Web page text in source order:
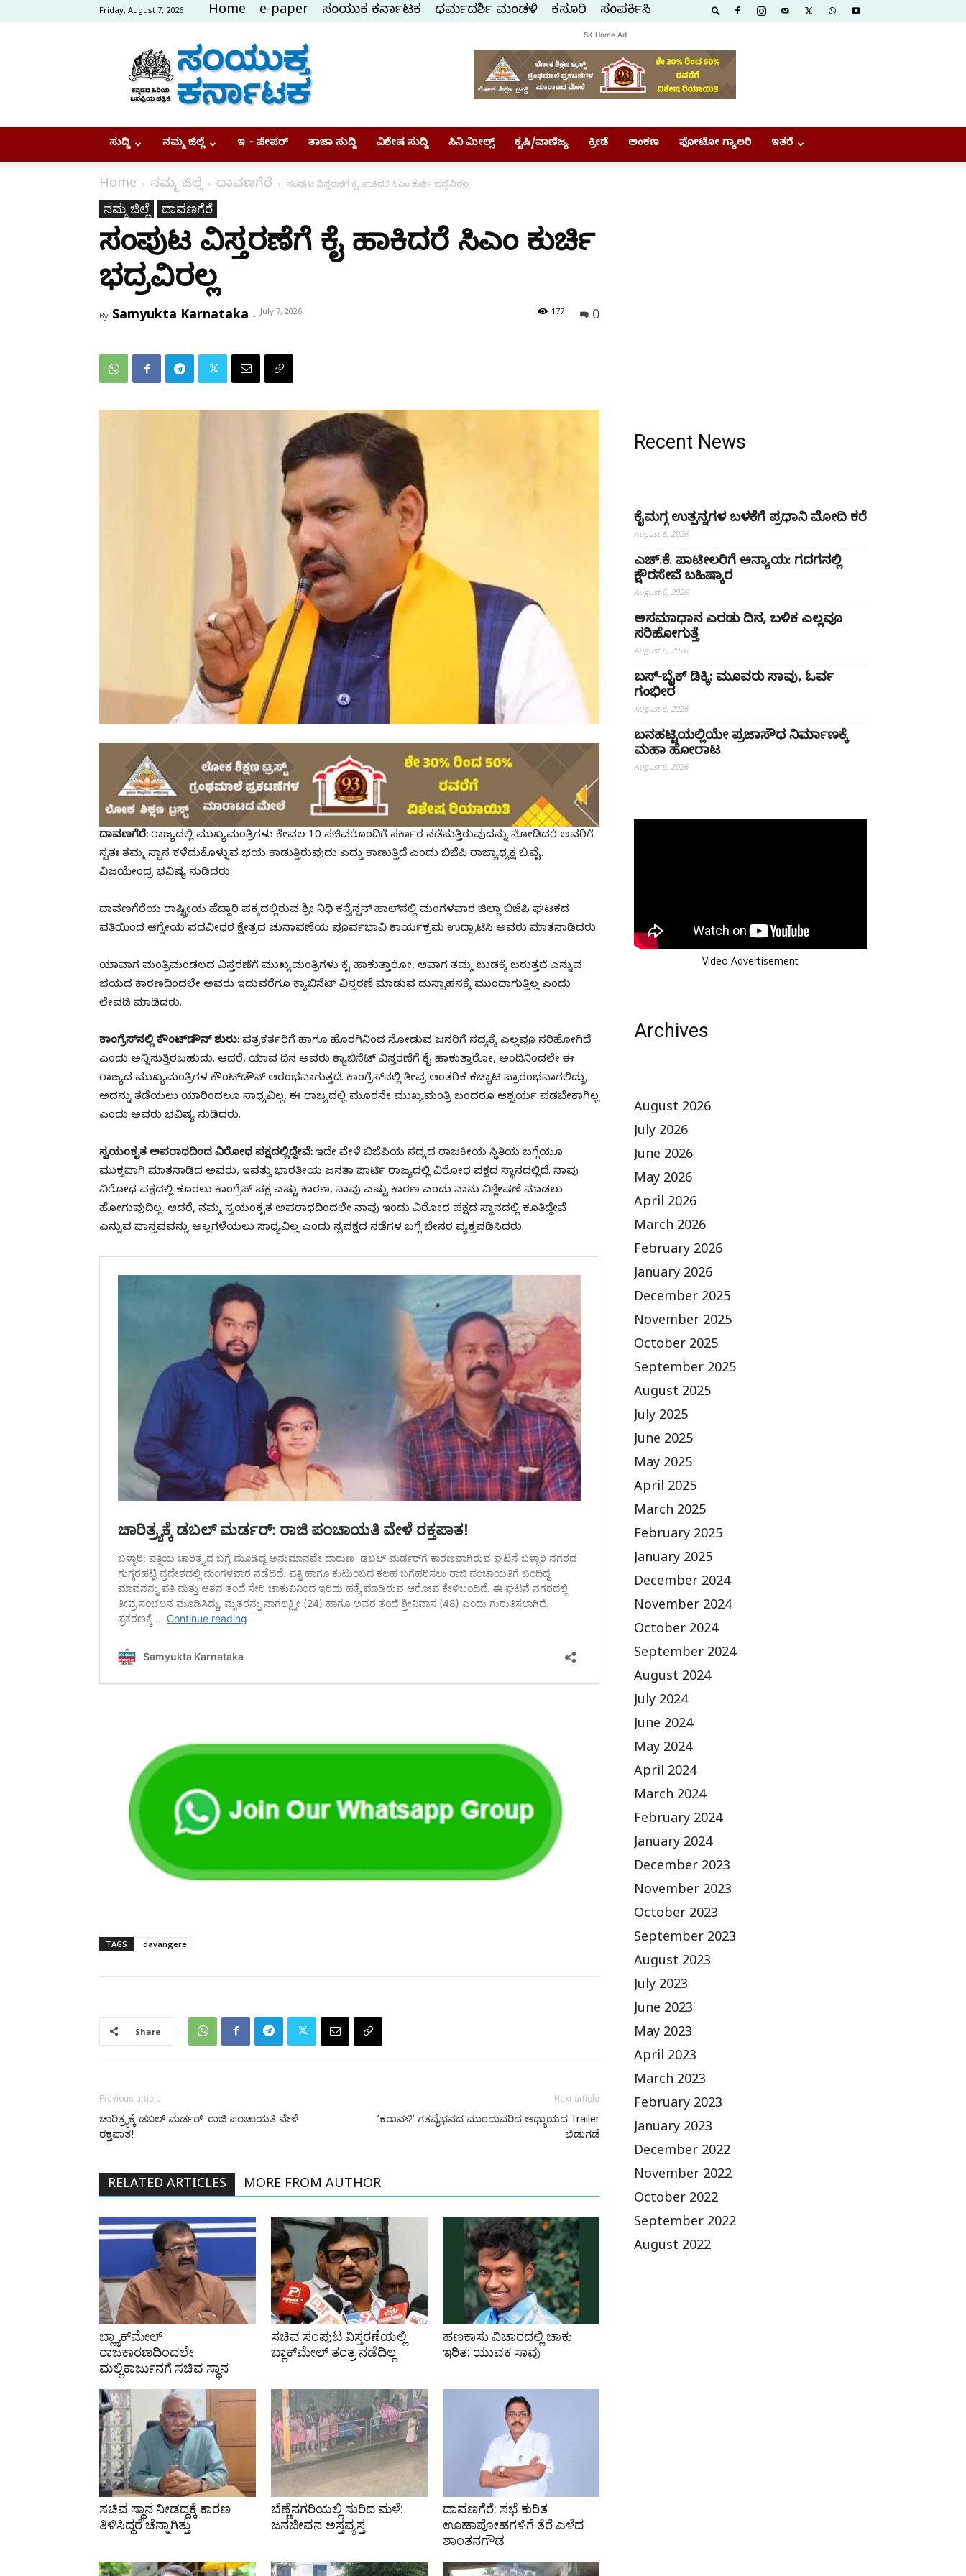
Friday, August 7, 2026 Home e-paper ಸಂಯುಕ್ತ ಕರ್ನಾಟಕ ಧರ್ಮದರ್ಶಿ ಮಂಡಳಿ ಕಸ್ತೂರಿ ಸಂಪರ್ಕಿಸಿ
Samyukta
Karnataka
SK Home Ad
ಸುದ್ದಿ ನಮ್ಮ ಜಿಲ್ಲೆ ಇ – ಪೇಪರ್ ತಾಜಾ ಸುದ್ದಿ ವಿಶೇಷ ಸುದ್ದಿ ಸಿನಿ ಮೀಲ್ಸ್ ಕೃಷಿ/ವಾಣಿಜ್ಯ ಕ್ರೀಡೆ ಅಂಕಣ ಫೋಟೋ ಗ್ಯಾಲರಿ ಇತರೆ
Home ನಮ್ಮ ಜಿಲ್ಲೆ ದಾವಣಗೆರೆ ಸಂಪುಟ ವಿಸ್ತರಣೆಗೆ ಕೈ ಹಾಕಿದರೆ ಸಿಎಂ ಕುರ್ಚಿ ಭದ್ರವಿರಲ್ಲ
ನಮ್ಮ ಜಿಲ್ಲೆ ದಾವಣಗೆರೆ
ಸಂಪುಟ ವಿಸ್ತರಣೆಗೆ ಕೈ ಹಾಕಿದರೆ ಸಿಎಂ ಕುರ್ಚಿ
ಭದ್ರವಿರಲ್ಲ
By Samyukta Karnataka - July 7, 2026 0
177
ದಾವಣಗೆರೆ: ರಾಜ್ಯದಲ್ಲಿ ಮುಖ್ಯಮಂತ್ರಿಗಳು ಕೇವಲ 10 ಸಚಿವರೊಂದಿಗೆ ಸರ್ಕಾರ ನಡೆಸುತ್ತಿರುವುದನ್ನು ನೋಡಿದರೆ ಅವರಿಗೆ
ಸ್ವತಃ ತಮ್ಮ ಸ್ಥಾನ ಕಳೆದುಕೊಳ್ಳುವ ಭಯ ಕಾಡುತ್ತಿರುವುದು ಎದ್ದು ಕಾಣುತ್ತಿದೆ ಎಂದು ಬಿಜೆಪಿ ರಾಜ್ಯಾಧ್ಯಕ್ಷ ಬಿ.ವೈ.
ವಿಜಯೇಂದ್ರ ಭವಿಷ್ಯ ನುಡಿದರು.
ದಾವಣಗೆರೆಯ ರಾಷ್ಟ್ರೀಯ ಹೆದ್ದಾರಿ ಪಕ್ಕದಲ್ಲಿರುವ ಶ್ರೀ ನಿಧಿ ಕನ್ವೆನ್ಷನ್ ಹಾಲ್‌ನಲ್ಲಿ ಮಂಗಳವಾರ ಜಿಲ್ಲಾ ಬಿಜೆಪಿ ಘಟಕದ
ವತಿಯಿಂದ ಆಗ್ನೇಯ ಪದವೀಧರ ಕ್ಷೇತ್ರದ ಚುನಾವಣೆಯ ಪೂರ್ವಭಾವಿ ಕಾರ್ಯಕ್ರಮ ಉದ್ಘಾಟಿಸಿ ಅವರು ಮಾತನಾಡಿದರು.
ಯಾವಾಗ ಮಂತ್ರಿಮಂಡಲದ ವಿಸ್ತರಣೆಗೆ ಮುಖ್ಯಮಂತ್ರಿಗಳು ಕೈ ಹಾಕುತ್ತಾರೋ, ಆವಾಗ ತಮ್ಮ ಬುಡಕ್ಕೆ ಬರುತ್ತದೆ ಎನ್ನುವ
ಭಯದ ಕಾರಣದಿಂದಲೇ ಅವರು ಇದುವರೆಗೂ ಕ್ಯಾಬಿನೆಟ್ ವಿಸ್ತರಣೆ ಮಾಡುವ ದುಸ್ಸಾಹಸಕ್ಕೆ ಮುಂದಾಗುತ್ತಿಲ್ಲ ಎಂದು
ಲೇವಡಿ ಮಾಡಿದರು.
ಕಾಂಗ್ರೆಸ್‌ನಲ್ಲಿ ಕೌಂಟ್‌ಡೌನ್ ಶುರು: ಪತ್ರಕರ್ತರಿಗೆ ಹಾಗೂ ಹೊರಗಿನಿಂದ ನೋಡುವ ಜನರಿಗೆ ಸದ್ಯಕ್ಕೆ ಎಲ್ಲವೂ ಸರಿಹೋಗಿದೆ
ಎಂದು ಅನ್ನಿಸುತ್ತಿರಬಹುದು. ಆದರೆ, ಯಾವ ದಿನ ಅವರು ಕ್ಯಾಬಿನೆಟ್ ವಿಸ್ತರಣೆಗೆ ಕೈ ಹಾಕುತ್ತಾರೋ, ಅಂದಿನಿಂದಲೇ ಈ
ರಾಜ್ಯದ ಮುಖ್ಯಮಂತ್ರಿಗಳ ಕೌಂಟ್‌ಡೌನ್ ಆರಂಭವಾಗುತ್ತದೆ. ಕಾಂಗ್ರೆಸ್‌ನಲ್ಲಿ ತೀವ್ರ ಆಂತರಿಕ ಕಚ್ಚಾಟ ಪ್ರಾರಂಭವಾಗಲಿದ್ದು,
ಅದನ್ನು ತಡೆಯಲು ಯಾರಿಂದಲೂ ಸಾಧ್ಯವಿಲ್ಲ. ಈ ರಾಜ್ಯದಲ್ಲಿ ಮೂರನೇ ಮುಖ್ಯಮಂತ್ರಿ ಬಂದರೂ ಆಶ್ಚರ್ಯ ಪಡಬೇಕಾಗಿಲ್ಲ
ಎಂದು ಅವರು ಭವಿಷ್ಯ ನುಡಿದರು.
ಸ್ವಯಂಕೃತ ಅಪರಾಧದಿಂದ ವಿರೋಧ ಪಕ್ಷದಲ್ಲಿದ್ದೇವೆ: ಇದೇ ವೇಳೆ ಬಿಜೆಪಿಯ ಸದ್ಯದ ರಾಜಕೀಯ ಸ್ಥಿತಿಯ ಬಗ್ಗೆಯೂ
ಮುಕ್ತವಾಗಿ ಮಾತನಾಡಿದ ಅವರು, ಇವತ್ತು ಭಾರತೀಯ ಜನತಾ ಪಾರ್ಟಿ ರಾಜ್ಯದಲ್ಲಿ ವಿರೋಧ ಪಕ್ಷದ ಸ್ಥಾನದಲ್ಲಿದೆ. ನಾವು
ವಿರೋಧ ಪಕ್ಷದಲ್ಲಿ ಕೂರಲು ಕಾಂಗ್ರೆಸ್ ಪಕ್ಷ ಎಷ್ಟು ಕಾರಣ, ನಾವು ಎಷ್ಟು ಕಾರಣ ಎಂದು ನಾನು ವಿಶ್ಲೇಷಣೆ ಮಾಡಲು
ಹೋಗುವುದಿಲ್ಲ. ಆದರೆ, ನಮ್ಮ ಸ್ವಯಂಕೃತ ಅಪರಾಧದಿಂದಲೇ ನಾವು ಇಂದು ವಿರೋಧ ಪಕ್ಷದ ಸ್ಥಾನದಲ್ಲಿ ಕೂತಿದ್ದೇವೆ
ಎನ್ನುವ ವಾಸ್ತವವನ್ನು ಅಲ್ಲಗಳೆಯಲು ಸಾಧ್ಯವಿಲ್ಲ ಎಂದು ಸ್ವಪಕ್ಷದ ನಡೆಗಳ ಬಗ್ಗೆ ಬೇಸರ ವ್ಯಕ್ತಪಡಿಸಿದರು.
TAGS davangere
Share
Previous article
ಚಾರಿತ್ರ್ಯಕ್ಕೆ ಡಬಲ್ ಮರ್ಡರ್: ರಾಜಿ ಪಂಚಾಯತಿ ವೇಳೆ
ರಕ್ತಪಾತ!
Next article
ʼಕರಾವಳಿʼ ಗತವೈಭವದ ಮುಂದುವರಿದ ಅಧ್ಯಾಯದ Trailer
ಬಿಡುಗಡೆ
RELATED ARTICLES MORE FROM AUTHOR
ಬ್ಲ್ಯಾಕ್‌ಮೇಲ್
ರಾಜಕಾರಣದಿಂದಲೇ
ಮಲ್ಲಿಕಾರ್ಜುನಗೆ ಸಚಿವ ಸ್ಥಾನ
ಸಚಿವ ಸಂಪುಟ ವಿಸ್ತರಣೆಯಲ್ಲಿ
ಬ್ಲಾಕ್‌ಮೇಲ್ ತಂತ್ರ ನಡೆದಿಲ್ಲ
ಹಣಕಾಸು ವಿಚಾರದಲ್ಲಿ ಚಾಕು
ಇರಿತ: ಯುವಕ ಸಾವು
ಸಚಿವ ಸ್ಥಾನ ನೀಡದ್ದಕ್ಕೆ ಕಾರಣ
ತಿಳಿಸಿದ್ದರೆ ಚೆನ್ನಾಗಿತ್ತು
ಬೆಣ್ಣೆನಗರಿಯಲ್ಲಿ ಸುರಿದ ಮಳೆ:
ಜನಜೀವನ ಅಸ್ತವ್ಯಸ್ತ
ದಾವಣಗೆರೆ: ಸಭೆ ಕುರಿತ
ಊಹಾಪೋಹಗಳಿಗೆ ತೆರೆ ಎಳೆದ
ಶಾಂತನಗೌಡ
Recent News
ಕೈಮಗ್ಗ ಉತ್ಪನ್ನಗಳ ಬಳಕೆಗೆ ಪ್ರಧಾನಿ ಮೋದಿ ಕರೆ
August 6, 2026
ಎಚ್‌.ಕೆ. ಪಾಟೀಲರಿಗೆ ಅನ್ಯಾಯ: ಗದಗನಲ್ಲಿ
ಕ್ಷೌರಸೇವೆ ಬಹಿಷ್ಕಾರ
August 6, 2026
ಅಸಮಾಧಾನ ಎರಡು ದಿನ, ಬಳಿಕ ಎಲ್ಲವೂ
ಸರಿಹೋಗುತ್ತೆ
August 6, 2026
ಬಸ್-ಬೈಕ್ ಡಿಕ್ಕಿ: ಮೂವರು ಸಾವು, ಓರ್ವ
ಗಂಭೀರ
August 6, 2026
ಬನಹಟ್ಟಿಯಲ್ಲಿಯೇ ಪ್ರಜಾಸೌಧ ನಿರ್ಮಾಣಕ್ಕೆ
ಮಹಾ ಹೋರಾಟ
August 6, 2026
Video Advertisement
Archives
August 2026
July 2026
June 2026
May 2026
April 2026
March 2026
February 2026
January 2026
December 2025
November 2025
October 2025
September 2025
August 2025
July 2025
June 2025
May 2025
April 2025
March 2025
February 2025
January 2025
December 2024
November 2024
October 2024
September 2024
August 2024
July 2024
June 2024
May 2024
April 2024
March 2024
February 2024
January 2024
December 2023
November 2023
October 2023
September 2023
August 2023
July 2023
June 2023
May 2023
April 2023
March 2023
February 2023
January 2023
December 2022
November 2022
October 2022
September 2022
August 2022